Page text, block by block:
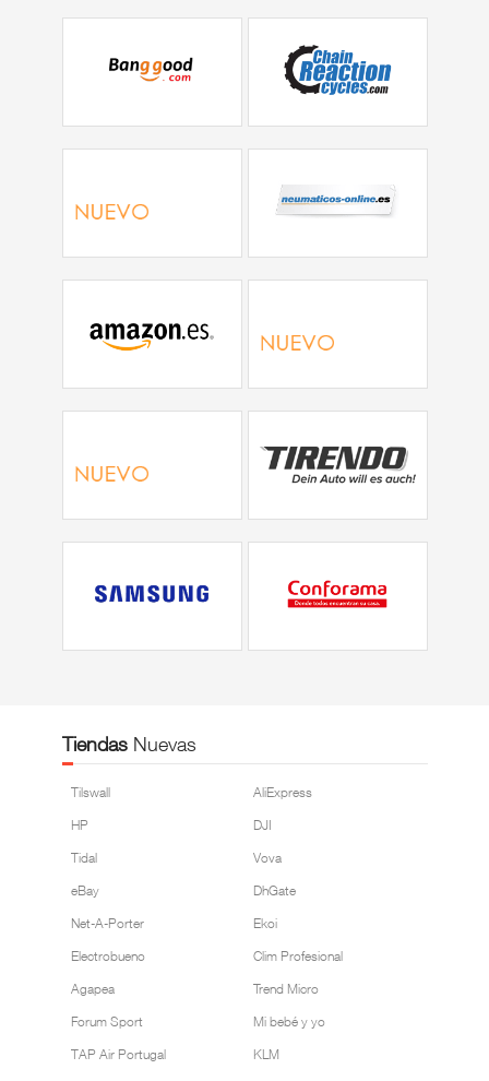
TiendasNuevas
Tilswall
AliExpress
HP
DJI
Tidal
Vova
eBay
DhGate
Net-A-Porter
Ekoi
Electrobueno
Clim Profesional
Agapea
Trend Micro
Forum Sport
Mi bebé y yo
TAP Air Portugal
KLM